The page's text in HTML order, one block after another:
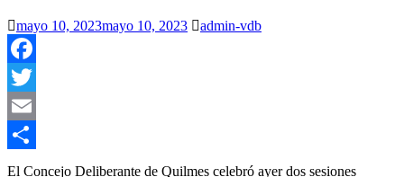
mayo 10, 2023mayo 10, 2023 admin-vdb
Facebook
Twitter
Email
Compartir
El Concejo Deliberante de Quilmes celebró ayer dos sesiones